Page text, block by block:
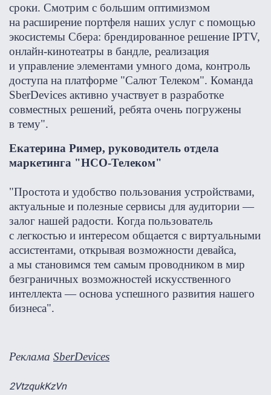
сроки. Смотрим с большим оптимизмом
на расширение портфеля наших услуг с помощью
экосистемы Сбера: брендированное решение IPTV,
онлайн-кинотеатры в бандле, реализация
и управление элементами умного дома, контроль
доступа на платформе "Салют Телеком". Команда
SberDevices активно участвует в разработке
совместных решений, ребята очень погружены
в тему".
Екатерина Ример, руководитель отдела
маркетинга "НСО-Телеком"
"Простота и удобство пользования устройствами,
актуальные и полезные сервисы для аудитории —
залог нашей радости. Когда пользователь
с легкостью и интересом общается с виртуальными
ассистентами, открывая возможности девайса,
а мы становимся тем самым проводником в мир
безграничных возможностей искусственного
интеллекта — основа успешного развития нашего
бизнеса".
Реклама SberDevices
2VtzqukKzVn